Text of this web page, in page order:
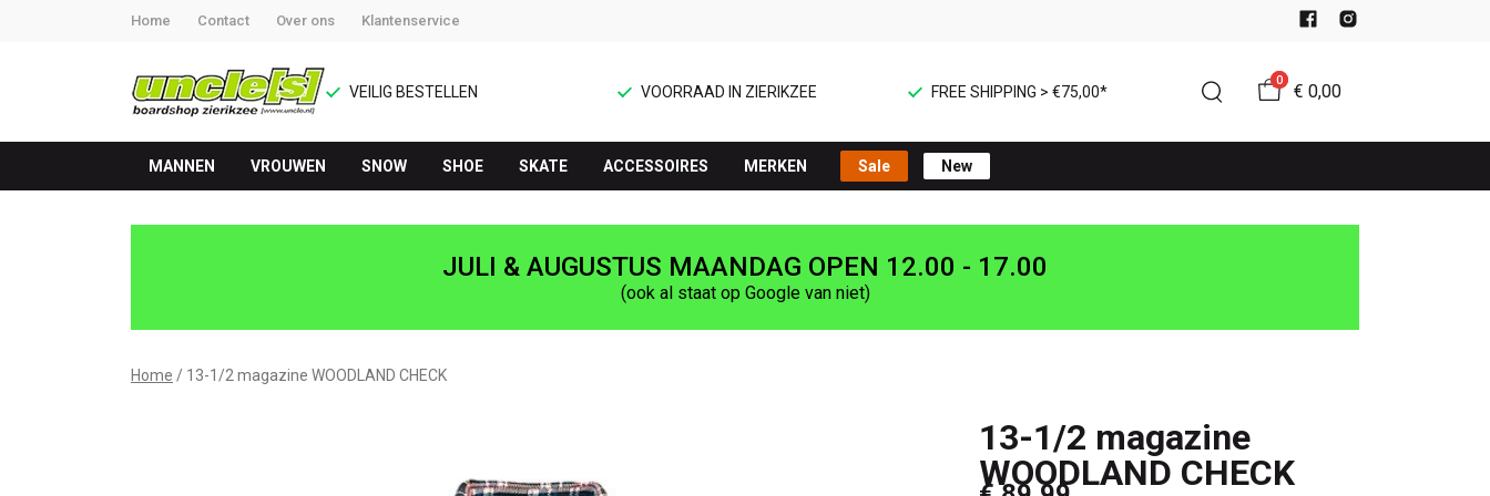
Home Contact Over ons Klantenservice
VEILIG BESTELLEN VOORRAAD IN ZIERIKZEE FREE SHIPPING > €75,00*
0
€ 0,00
MANNEN VROUWEN SNOW SHOE SKATE ACCESSOIRES MERKEN Sale New
WOODLAND
UNCLE[S]
JULI & AUGUSTUS MAANDAG OPEN 12.00 - 17.00
(ook al staat op Google van niet)
Home 13-1/2 magazine WOODLAND CHECK
13-1/2 magazine
WOODLAND CHECK